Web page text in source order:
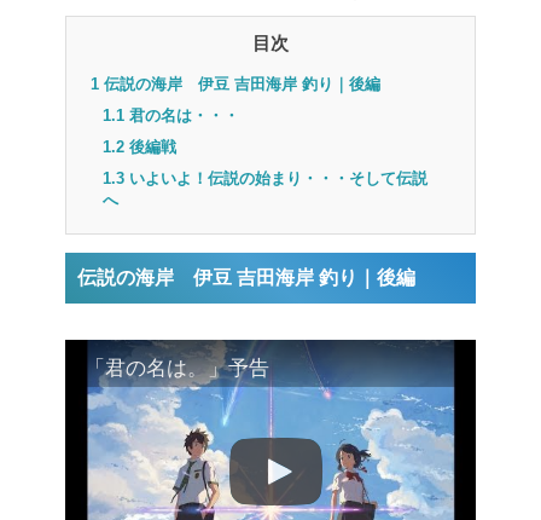
目次
1 伝説の海岸 伊豆 吉田海岸 釣り｜後編
1.1 君の名は・・・
1.2 後編戦
1.3 いよいよ！伝説の始まり・・・そして伝説
へ
伝説の海岸 伊豆 吉田海岸 釣り｜後編
「君の名は。」予告